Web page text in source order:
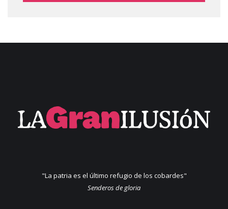
"La patria es el último refugio de los cobardes"
Senderos de gloria